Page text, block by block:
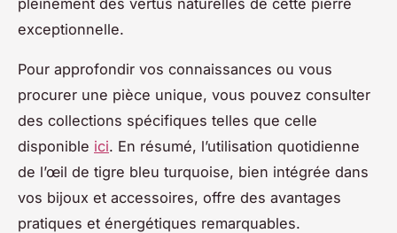
exceptionnelle.
Pour approfondir vos connaissances ou vous
procurer une pièce unique, vous pouvez consulter
des collections spécifiques telles que celle
disponible ici. En résumé, l’utilisation quotidienne
de l’œil de tigre bleu turquoise, bien intégrée dans
vos bijoux et accessoires, offre des avantages
pratiques et énergétiques remarquables.